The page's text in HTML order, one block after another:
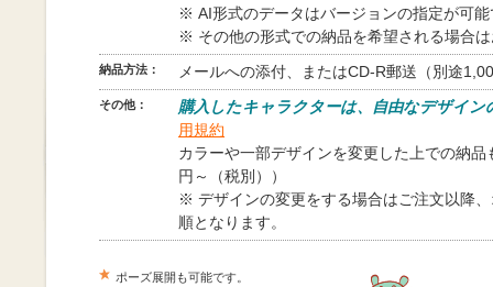
※ AI形式のデータはバージョンの指定が可能
※ その他の形式での納品を希望される場合
納品方法： メールへの添付、またはCD-R郵送（別途
その他：
購入したキャラクターは、自由なデザイン
用規約
カラーや一部デザインを変更した上での納
円～（税別））
※ デザインの変更をする場合はご注文以降
順となります。
ポーズ展開も可能です。